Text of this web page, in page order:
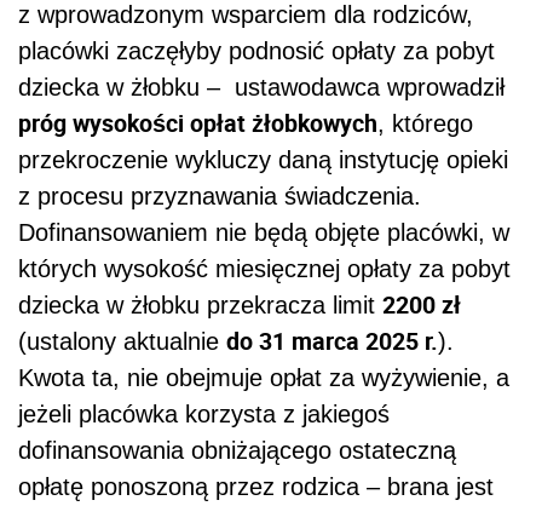
z wprowadzonym wsparciem dla rodziców,
placówki zaczęłyby podnosić opłaty za pobyt
dziecka w żłobku – ustawodawca wprowadził
próg wysokości opłat żłobkowych, którego
przekroczenie wykluczy daną instytucję opieki
z procesu przyznawania świadczenia.
Dofinansowaniem nie będą objęte placówki, w
których wysokość miesięcznej opłaty za pobyt
dziecka w żłobku przekracza limit 2200 zł
(ustalony aktualnie do 31 marca 2025 r.).
Kwota ta, nie obejmuje opłat za wyżywienie, a
jeżeli placówka korzysta z jakiegoś
dofinansowania obniżającego ostateczną
opłatę ponoszoną przez rodzica – brana jest